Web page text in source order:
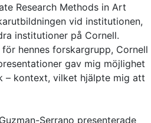
Research Methods in Art
vid institutionen,
institutioner på Cornell.
hennes forskargrupp, Cornell
gav mig möjlighet
– kontext, vilket hjälpte mig att
Serrano presenterade